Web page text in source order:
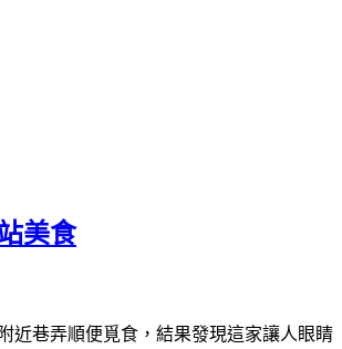
美食
近巷弄順便覓食，結果發現這家讓人眼睛